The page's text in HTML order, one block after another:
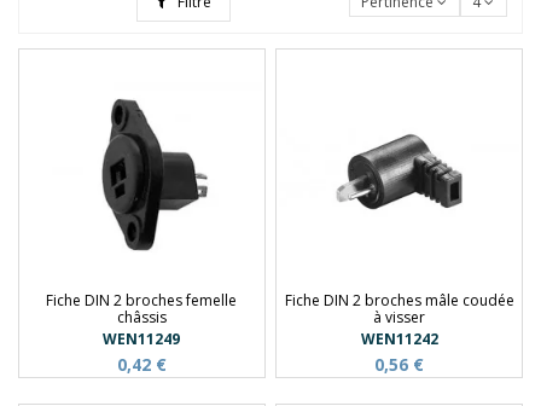
Fiche DIN 2 broches femelle
châssis
WEN11249
0,42 €
Fiche DIN 2 broches mâle coudée
à visser
WEN11242
0,56 €